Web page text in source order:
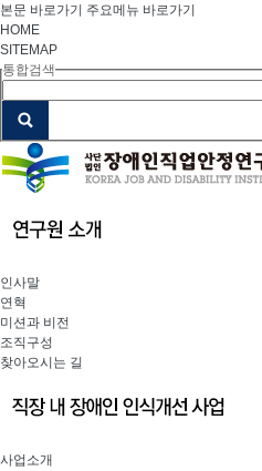
본문 바로가기
주요메뉴 바로가기
HOME
SITEMAP
통합검색
인사말
연혁
미션과 비전
조직구성
찾아오시는 길
사업소개